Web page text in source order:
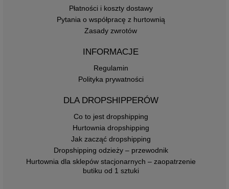
Płatności i koszty dostawy
Pytania o współpracę z hurtownią
Zasady zwrotów
INFORMACJE
Regulamin
Polityka prywatności
DLA DROPSHIPPERÓW
Co to jest dropshipping
Hurtownia dropshipping
Jak zacząć dropshipping
Dropshipping odzieży – przewodnik
Hurtownia dla sklepów stacjonarnych – zaopatrzenie
butiku od 1 sztuki